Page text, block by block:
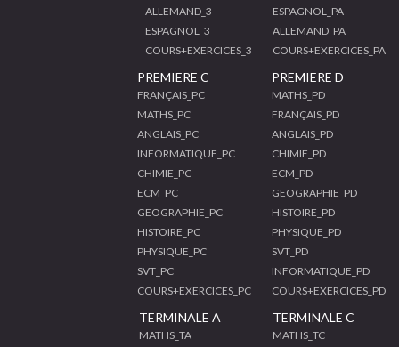
ALLEMAND_3
ESPAGNOL_3
COURS+EXERCICES_3
ESPAGNOL_PA
ALLEMAND_PA
COURS+EXERCICES_PA
PREMIERE C
FRANÇAIS_PC
MATHS_PC
ANGLAIS_PC
INFORMATIQUE_PC
CHIMIE_PC
ECM_PC
GEOGRAPHIE_PC
HISTOIRE_PC
PHYSIQUE_PC
SVT_PC
COURS+EXERCICES_PC
PREMIERE D
MATHS_PD
FRANÇAIS_PD
ANGLAIS_PD
CHIMIE_PD
ECM_PD
GEOGRAPHIE_PD
HISTOIRE_PD
PHYSIQUE_PD
SVT_PD
INFORMATIQUE_PD
COURS+EXERCICES_PD
TERMINALE A
MATHS_TA
TERMINALE C
MATHS_TC